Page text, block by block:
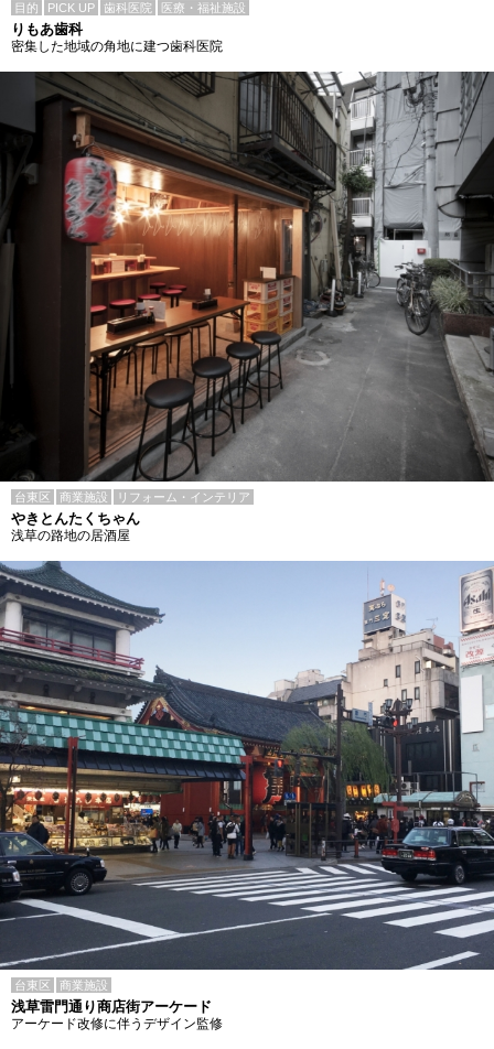
目的 PICK UP 歯科医院 医療・福祉施設
りもあ歯科
密集した地域の角地に建つ歯科医院
台東区 商業施設 リフォーム・インテリア
やきとんたくちゃん
浅草の路地の居酒屋
台東区 商業施設
浅草雷門通り商店街アーケード
アーケード改修に伴うデザイン監修